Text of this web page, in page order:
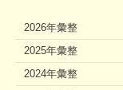
2026年彙整
2025年彙整
2024年彙整